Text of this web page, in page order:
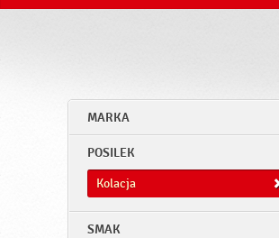
Română
Deutsch
MARKA
POSILEK
Kolacja
SMAK